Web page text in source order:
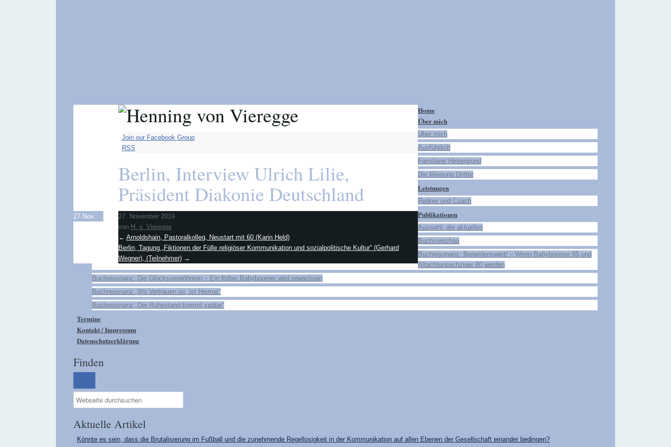
Join our Facebook Group
RSS
Berlin, Interview Ulrich Lilie,
Präsident Diakonie Deutschland
27 Nov.
27. November 2019
von H. v. Vieregge
← Arnoldshain, Pastoralkolleg, Neustart mit 60 (Karin Held)
Berlin, Tagung „Fiktionen der Fülle religiöser Kommunikation und sozialpolitische Kultur“ (Gerhard
Wegner), (Teilnehmer) →
Home
Über mich
Über mich
Ausführlich
Familiärer Hintergrund
Die Meinung Dritter
Leistungen
Redner und Coach
Publikationen
Auswahl: die aktuellen
Buchvorschau
Buchresonanz: Beneidenswert! – Wenn Babyboomer 65 und
Altachtunsechziger 80 werden
Buchresonanz: Die Glücksverwöhnten – Ein früher Babyboomer wird erwachsen
Buchresonanz „Wo Vertrauen ist, ist Heimat“
Buchresonanz „Der Ruhestand kommt später“
Termine
Kontakt / Impressum
Datenschutzerklärung
Finden
Aktuelle Artikel
Könnte es sein, dass die Brutalisierung im Fußball und die zunehmende Regellosigkeit in der Kommunikation auf allen Ebenen der Gesellschaft einander bedingen?